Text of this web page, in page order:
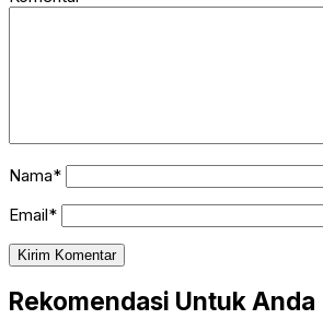
Nama*
Email*
Rekomendasi Untuk Anda